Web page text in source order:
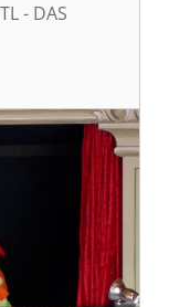
- DAS